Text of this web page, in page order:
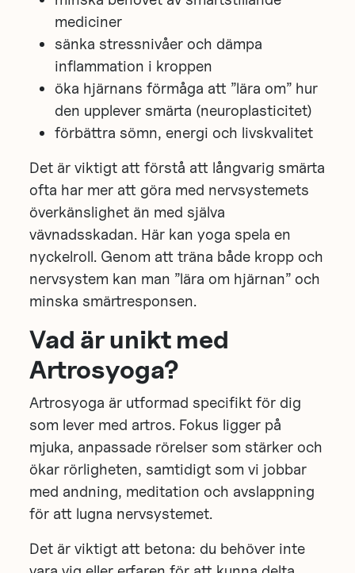
mediciner
sänka stressnivåer och dämpa
inflammation i kroppen
öka hjärnans förmåga att ”lära om” hur
den upplever smärta (neuroplasticitet)
förbättra sömn, energi och livskvalitet
Det är viktigt att förstå att långvarig smärta
ofta har mer att göra med nervsystemets
överkänslighet än med själva
vävnadsskadan. Här kan yoga spela en
nyckelroll. Genom att träna både kropp och
nervsystem kan man ”lära om hjärnan” och
minska smärtresponsen.
Vad är unikt med
Artrosyoga?
Artrosyoga är utformad specifikt för dig
som lever med artros. Fokus ligger på
mjuka, anpassade rörelser som stärker och
ökar rörligheten, samtidigt som vi jobbar
med andning, meditation och avslappning
för att lugna nervsystemet.
Det är viktigt att betona: du behöver inte